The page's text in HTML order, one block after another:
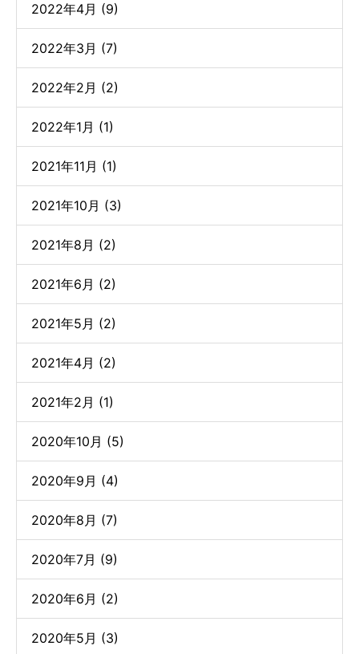
2022年4月 (9)
2022年3月 (7)
2022年2月 (2)
2022年1月 (1)
2021年11月 (1)
2021年10月 (3)
2021年8月 (2)
2021年6月 (2)
2021年5月 (2)
2021年4月 (2)
2021年2月 (1)
2020年10月 (5)
2020年9月 (4)
2020年8月 (7)
2020年7月 (9)
2020年6月 (2)
2020年5月 (3)